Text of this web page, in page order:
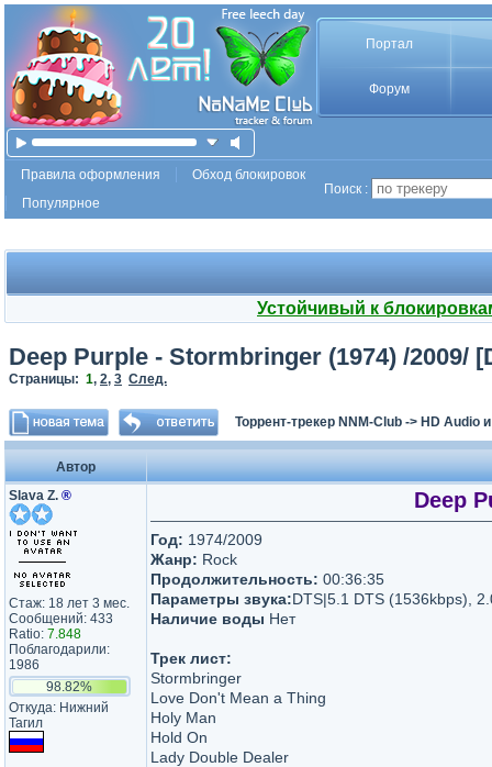
Портал
Форум
Правила оформления
Обход блокировок
Популярное
Поиск :
Устойчивый к
Deep Purple - Stormbringer (1974) /2009/
Страницы: 1, 2, 3 След.
Торрент-трекер NNM-Club -> HD Audio
Автор
Slava Z. ®
Стаж: 18 лет 3 мес.
Сообщений: 433
Ratio: 7.848
Поблагодарили:
1986
98.82%
Откуда: Нижний
Тагил
Deep
Год: 1974/2009
Жанр: Rock
Продолжительность: 00:36:35
Параметры звука:DTS|5.1 DTS (1536kbps),
Наличие воды Нет
Трек лист:
Stormbringer
Love Don't Mean a Thing
Holy Man
Hold On
Lady Double Dealer